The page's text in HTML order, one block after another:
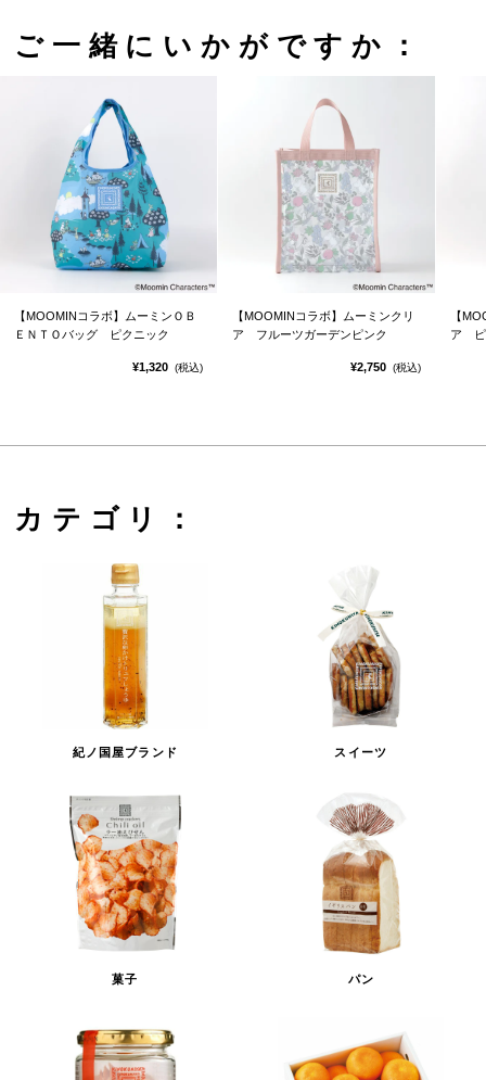
ご一緒にいかがですか：
【MOOMINコラボ】ムーミンＯＢ
ＥＮＴＯバッグ ピクニック
¥1,320 (税込)
【MOOMINコラボ】ムーミンクリ
ア フルーツガーデンピンク
¥2,750 (税込)
【
ア ピ
カテゴリ：
紀ノ国屋ブランド スイーツ
菓子 パン